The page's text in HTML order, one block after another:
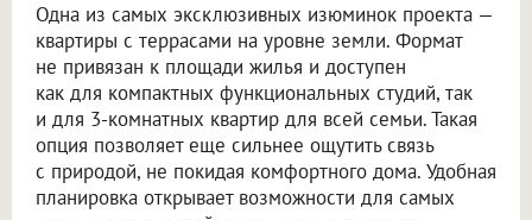
Одна из самых эксклюзивных изюминок проекта —
квартиры с террасами на уровне земли. Формат
не привязан к площади жилья и доступен
как для компактных функциональных студий, так
и для 3-комнатных квартир для всей семьи. Такая
опция позволяет еще сильнее ощутить связь
с природой, не покидая комфортного дома. Удобная
планировка открывает возможности для самых